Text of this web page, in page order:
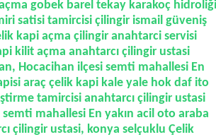
gobek barel tekay karakoç hidroliği
satisi tamircisi çilingir ismail güveniş
kapi açma çilingir anahtarci servisi
kilit açma anahtarcı çilingir ustasi
Hocacihan ilçesi semti mahallesi En
araç çelik kapi kale yale hok daf ito
tamircisi anahtarcı çilingir ustasi
mahallesi En yakın acil oto araba
çilingir ustasi, konya selçuklu Çelik